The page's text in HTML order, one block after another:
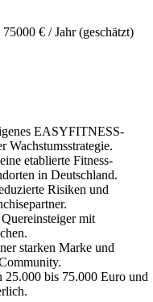
€ / Jahr (geschätzt)
EASYFITNESS-
Wachstumsstrategie.
etablierte Fitness-
in Deutschland.
Risiken und
mit
starken Marke und
25.000 bis 75.000 Euro und